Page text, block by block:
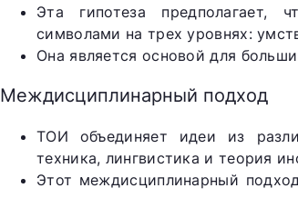
Эта гипотеза предполагает,
символами на трех уровнях:
Она является основой для
Междисциплинарный подход
ТОИ объединяет идеи из
техника, лингвистика и теория
Этот междисциплинарный